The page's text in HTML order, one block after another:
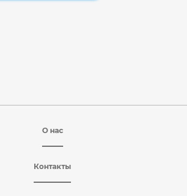
О нас
Контакты